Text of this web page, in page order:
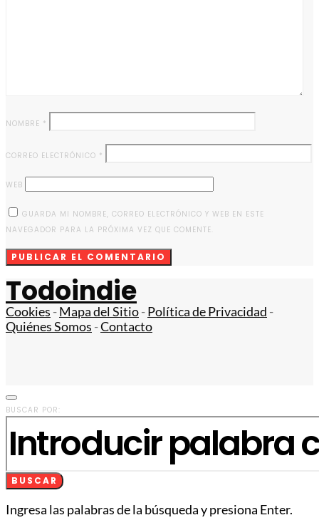
NOMBRE *
CORREO ELECTRÓNICO *
WEB
GUARDA MI NOMBRE, CORREO ELECTRÓNICO Y WEB EN ESTE
NAVEGADOR PARA LA PRÓXIMA VEZ QUE COMENTE.
Todoindie
Cookies -Mapa del Sitio-Política de Privacidad -
Quiénes Somos -Contacto
BUSCAR POR:
BUSCAR
Ingresa las palabras de la búsqueda y presiona Enter.